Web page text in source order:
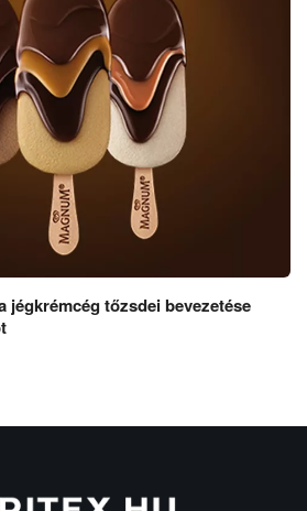
jégkrémcég tőzsdei bevezetése